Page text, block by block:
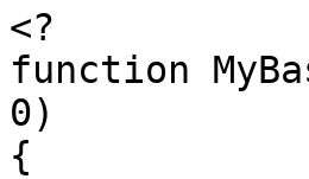
<?
function
0)
{